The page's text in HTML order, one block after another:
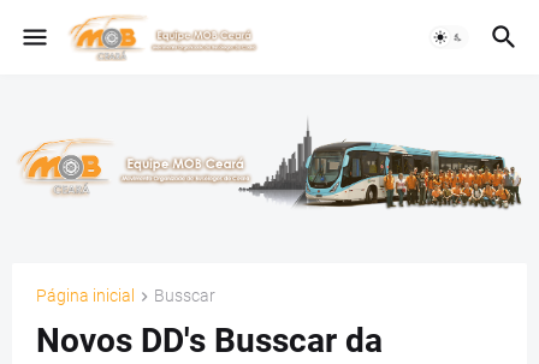
Página inicial Busscar
Novos DD's Busscar da